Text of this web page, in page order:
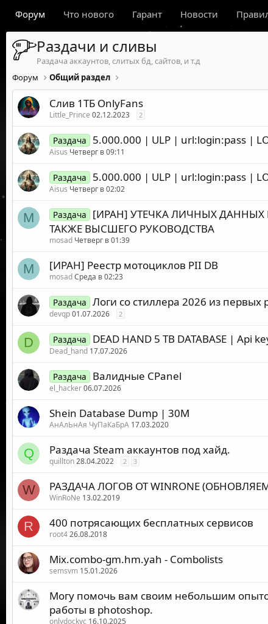
Форум Что нового Гарант Новости
Раздачи и сливы
Раздача аккаунтов, слитых бд, сайтов, и т.д
Форум
Общий раздел
Слив 1ТБ OnlyFans
Little_Prince 02.12.2023 2
Раздача 5.000.000 | ULP | url:login:pass |
Aisus Четверг в 09:11
Раздача 5.000.000 | ULP | url:login:pass |
Aisus Четверг в 02:02
M Раздача
[ИРАН] УТЕЧКА ЛИЧНЫХ
ТАКЖЕ ВЫСШЕГО РУКОВОДСТВА
mosad Четверг в 01:39
M [ИРАН] Реестр мотоциклов PII DB
mosadСреда в 02:23
Раздача Логи со стиллера 2026 из первых
devqp01.07.2026 2
D Раздача DEAD HAND 5 TB DATABASE | Api
Dead_hand 17.07.2026
Раздача Валидные CPanel
el_hacker06.07.2026
Shein Database Dump | 30M
АнАлЬнАя ЧуПаКаБрА 17.03.2020
Q Раздача Steam аккаунтов под хайд.
quillton28.04.2022 2 3
W РАЗДАЧА ЛОГОВ ОТ WINRONE
WinRoNe 13.02.2019
R 400 потрясающих бесплатных сервисов
root426.08.2018
Mix.combo-gm.hm.yah - Combolists
semsvm 15.01.2026
Могу помочь вам своим небольшим
работы в photoshop.
onlydockyc 16.10.2025